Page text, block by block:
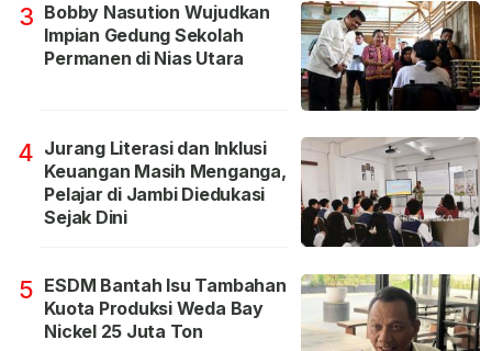
3 Bobby Nasution Wujudkan
Impian Gedung Sekolah
Permanen di Nias Utara
4 Jurang Literasi dan Inklusi
Keuangan Masih Menganga,
Pelajar di Jambi Diedukasi
Sejak Dini
5 ESDM Bantah Isu Tambahan
Kuota Produksi Weda Bay
Nickel 25 Juta Ton